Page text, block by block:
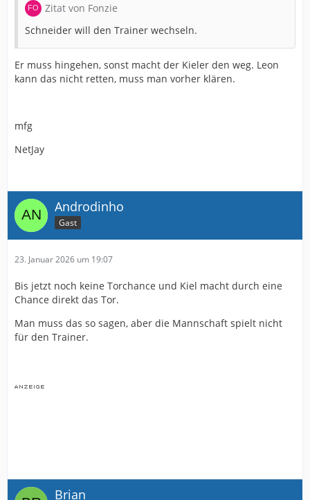
Zitat von Fonzie
Schneider will den Trainer wechseln.
Er muss hingehen, sonst macht der Kieler den weg. Leon
kann das nicht retten, muss man vorher klären.
mfg
NetJay
Androdinho
Gast
23. Januar 2026 um 19:07
Bis jetzt noch keine Torchance und Kiel macht durch eine
Chance direkt das Tor.
Man muss das so sagen, aber die Mannschaft spielt nicht
für den Trainer.
Brian